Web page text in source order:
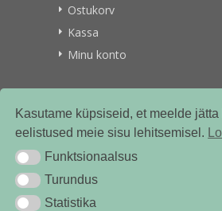
Kasutame küpsiseid, et meelde
eelistused meie sisu lehitsemisel.
Funktsionaalsus
Funktsionaalsus
TurundusTurundus
StatistikaStatistika
Ostukorv
Kassa
Minu konto
VITAMIINIKULLER.EE